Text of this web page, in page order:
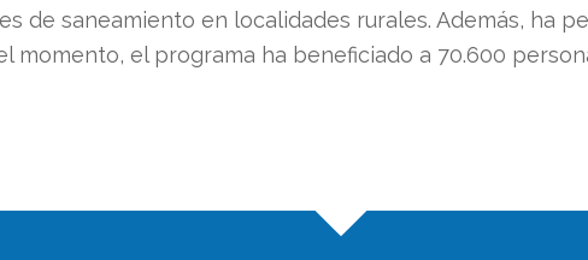
de saneamiento en localidades rurales. Además, ha
momento, el programa ha beneficiado a 70.600